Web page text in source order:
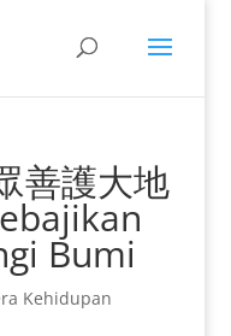
善護大地
Bumi
Kehidupan